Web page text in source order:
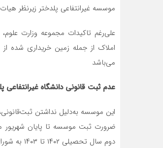
موسسه غیرانتفاعی پلدختر زیرنظر هیات موسس
املاک از جمله زمین خریداری شده
می‌باشد
عدم ثبت قانونی دانشگاه غیرانتفاعی
این موسسه به‌دلیل نداشتن
دوم سال تحصیلی ۱۴۰۲ تا ۱۴۰۳ به شورای گسترش آموزش عالی پیشنهاد شده است.